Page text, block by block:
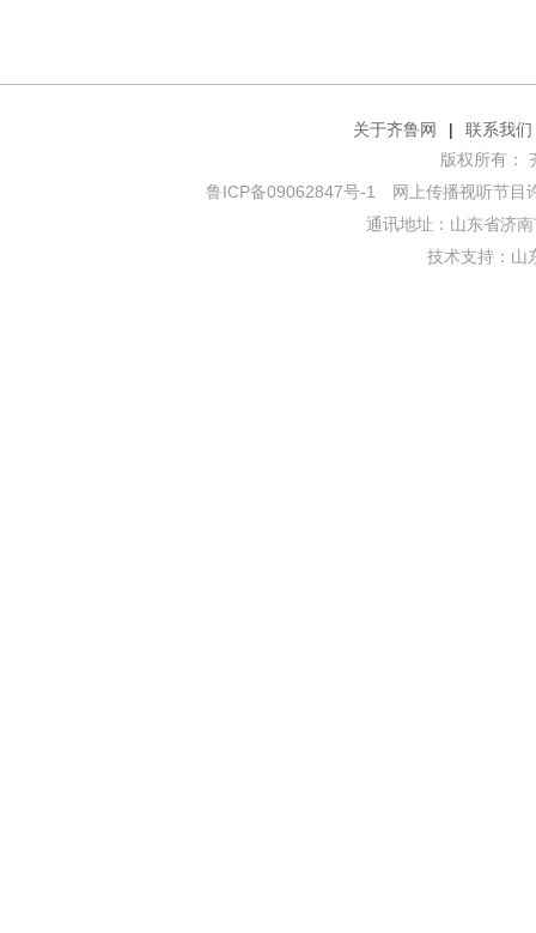
关于齐鲁网 |
联系我们
版权所有：
鲁ICP备09062847号-1
网上传播视听节目
通讯地址：山东省济
技术支持： 山